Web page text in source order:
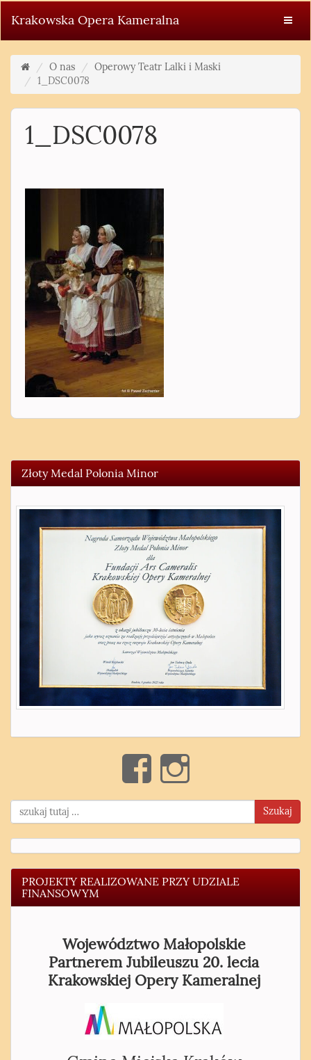
Krakowska Opera Kameralna
O nas
Operowy Teatr Lalki i Maski
1_DSC0078
1_DSC0078
Złoty Medal Polonia Minor
Szukaj
PROJEKTY REALIZOWANE PRZY UDZIALE
FINANSOWYM
Województwo Małopolskie
Partnerem Jubileuszu 20. lecia
Krakowskiej Opery Kameralnej